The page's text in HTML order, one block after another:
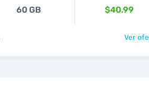
60 GB $40.99
Ver